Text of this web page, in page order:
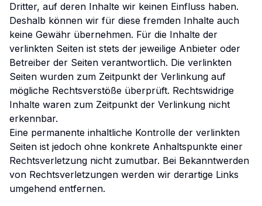
Dritter, auf deren Inhalte wir keinen Einfluss haben.
Deshalb können wir für diese fremden Inhalte auch
keine Gewähr übernehmen. Für die Inhalte der
verlinkten Seiten ist stets der jeweilige Anbieter oder
Betreiber der Seiten verantwortlich. Die verlinkten
Seiten wurden zum Zeitpunkt der Verlinkung auf
mögliche Rechtsverstöße überprüft. Rechtswidrige
Inhalte waren zum Zeitpunkt der Verlinkung nicht
erkennbar.
Eine permanente inhaltliche Kontrolle der verlinkten
Seiten ist jedoch ohne konkrete Anhaltspunkte einer
Rechtsverletzung nicht zumutbar. Bei Bekanntwerden
von Rechtsverletzungen werden wir derartige Links
umgehend entfernen.